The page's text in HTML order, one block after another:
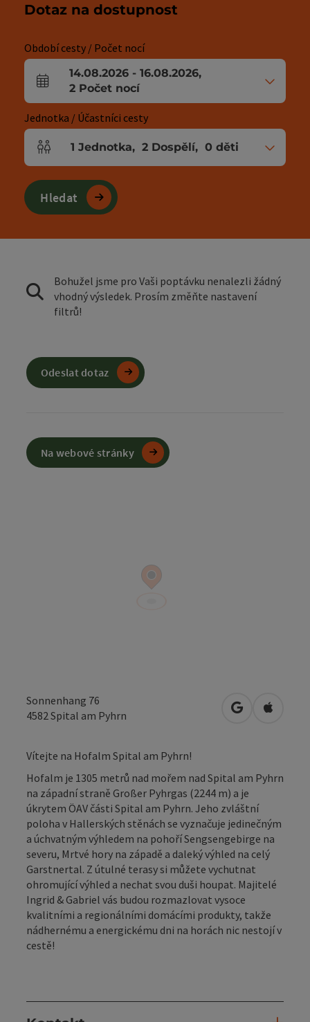
Sonnenhang 76
4582 Spital am Pyhrn Otevřít vOtevřít
Vítejte na Hofalm Spital am Pyhrn!
Hofalm je 1305 metrů nad mořem nad Spital am Pyhrn
na západní straně Großer Pyhrgas (2244 m) a je
úkrytem ÖAV části Spital am Pyhrn. Jeho zvláštní
poloha v Hallerských stěnách se vyznačuje jedinečným
a úchvatným výhledem na pohoří Sengsengebirge na
severu, Mrtvé hory na západě a daleký výhled na celý
Garstnertal. Z útulné terasy si můžete vychutnat
ohromující výhled a nechat svou duši houpat. Majitelé
Ingrid & Gabriel vás budou rozmazlovat vysoce
kvalitními a regionálními domácími produkty, takže
nádhernému a energickému dni na horách nic nestojí v
cestě!
Dotaz na dostupnost
Období cesty / Počet nocí
Pole příjezdu a odjezdu
14.08.2026 - 16.08.2026,
2 Počet nocí
Jednotka / Účastníci cesty
Počet jednotek a polí pro osoby
1 Jednotka, 2 Dospělí, 0 děti
Hledat
Bohužel jsme pro Vaši poptávku nenalezli žádný
vhodný výsledek. Prosím změňte nastavení
filtrů!
Odeslat dotaz
Na webové stránky